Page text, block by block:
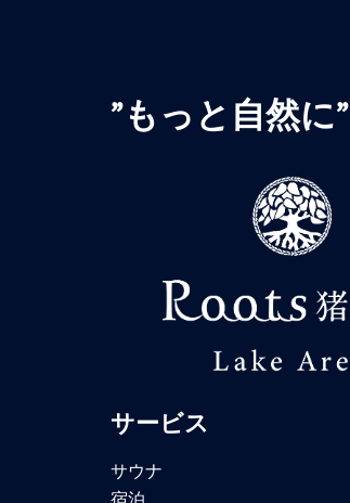
”もっと自然に”
サービス
サウナ